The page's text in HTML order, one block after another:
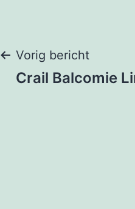
Bericht
Vorig bericht
Crail Balcomie